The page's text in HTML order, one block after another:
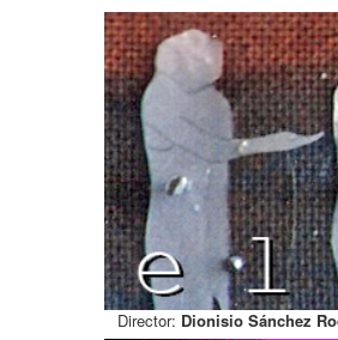
Director: Dionisio Sánchez